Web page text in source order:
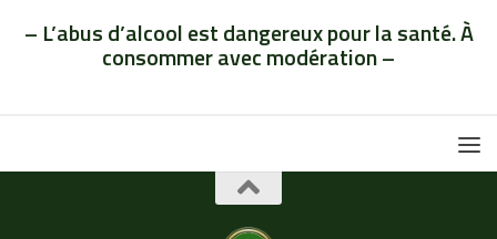
– L’abus d’alcool est dangereux pour la santé. À
consommer avec modération –